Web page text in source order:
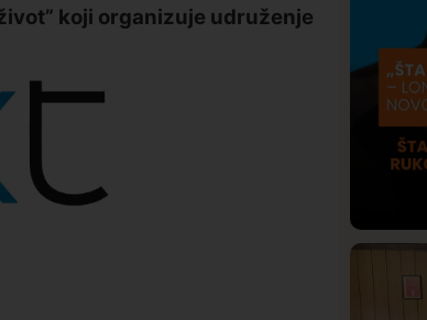
koji organizuje udruženje
Lončar